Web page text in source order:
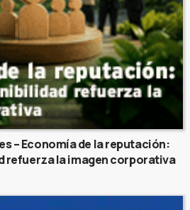
– Economía de la reputación:
refuerza la imagen corporativa